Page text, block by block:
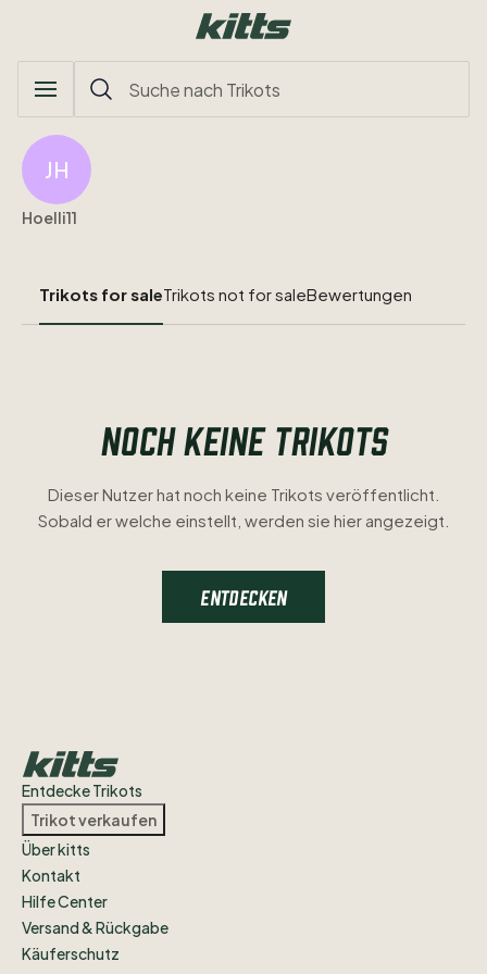
JH
Hoelli11
Trikots for saleTrikots not for saleBewertungen
NOCH KEINE TRIKOTS
Dieser Nutzer hat noch keine Trikots veröffentlicht.
Sobald er welche einstellt, werden sie hier angezeigt.
ENTDECKEN
Entdecke Trikots
Trikot verkaufen
Über kitts
Kontakt
Hilfe Center
Versand & Rückgabe
Käuferschutz